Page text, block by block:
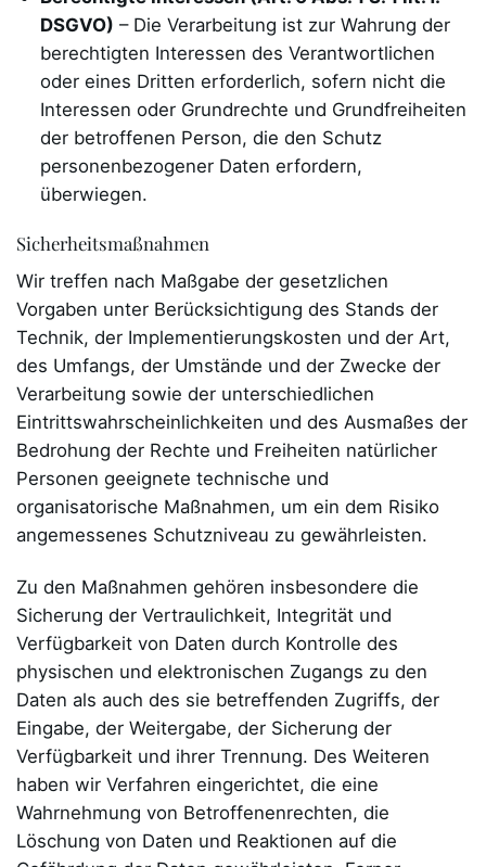
DSGVO) – Die Verarbeitung ist zur Wahrung der
berechtigten Interessen des Verantwortlichen
oder eines Dritten erforderlich, sofern nicht die
Interessen oder Grundrechte und Grundfreiheiten
der betroffenen Person, die den Schutz
personenbezogener Daten erfordern,
überwiegen.
Sicherheitsmaßnahmen
Wir treffen nach Maßgabe der gesetzlichen
Vorgaben unter Berücksichtigung des Stands der
Technik, der Implementierungskosten und der Art,
des Umfangs, der Umstände und der Zwecke der
Verarbeitung sowie der unterschiedlichen
Eintrittswahrscheinlichkeiten und des Ausmaßes der
Bedrohung der Rechte und Freiheiten natürlicher
Personen geeignete technische und
organisatorische Maßnahmen, um ein dem Risiko
angemessenes Schutzniveau zu gewährleisten.
Zu den Maßnahmen gehören insbesondere die
Sicherung der Vertraulichkeit, Integrität und
Verfügbarkeit von Daten durch Kontrolle des
physischen und elektronischen Zugangs zu den
Daten als auch des sie betreffenden Zugriffs, der
Eingabe, der Weitergabe, der Sicherung der
Verfügbarkeit und ihrer Trennung. Des Weiteren
haben wir Verfahren eingerichtet, die eine
Wahrnehmung von Betroffenenrechten, die
Löschung von Daten und Reaktionen auf die